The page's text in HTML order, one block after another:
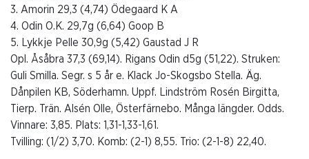
3. Amorin 29,3 (4,74) Ödegaard K A
4. Odin O.K. 29,7g (6,64) Goop B
5. Lykkje Pelle 30,9g (5,42) Gaustad J R
Opl. Åsåbra 37,3 (69,14). Rigans Odin d5g (51,22). Struken:
Guli Smilla. Segr. s 5 år e. Klack Jo-Skogsbo Stella. Äg.
Dånpilen KB, Söderhamn. Uppf. Lindström Rosén Birgitta,
Tierp. Trän. Alsén Olle, Österfärnebo. Många längder. Odds.
Vinnare: 3,85. Plats: 1,31-1,33-1,61.
Tvilling: (1/2) 3,70. Komb: (2-1) 8,55. Trio: (2-1-8) 22,40.